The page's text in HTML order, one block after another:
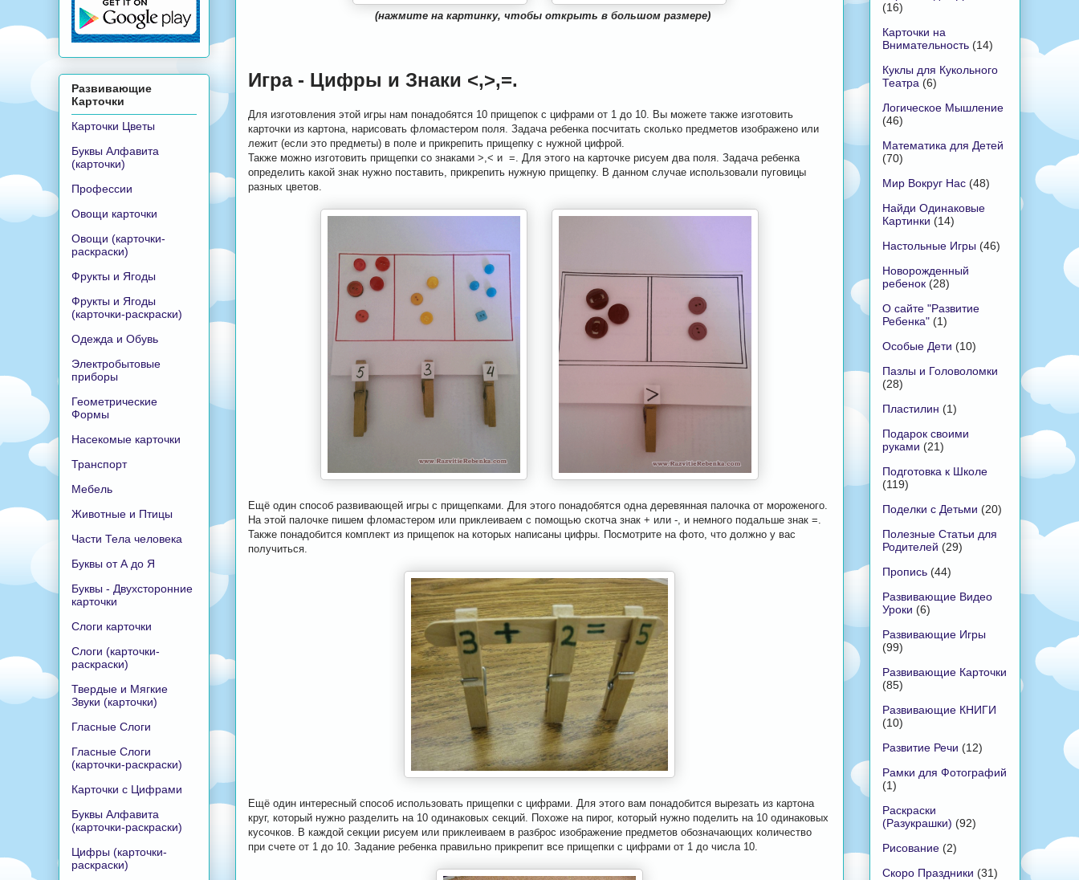
(нажмите на картинку, чтобы открыть в большом размере)
Игра - Цифры и Знаки <,>,=.
Для изготовления этой игры нам понадобятся 10 прищепок с цифрами от 1 до 10. Вы можете также изготовить
карточки из картона, нарисовать фломастером поля. Задача ребенка посчитать сколько предметов изображено или
лежит (если это предметы) в поле и прикрепить прищепку с нужной цифрой.
Также можно изготовить прищепки со знаками >,< и =. Для этого на карточке рисуем два поля. Задача ребенка
определить какой знак нужно поставить, прикрепить нужную прищепку. В данном случае использовали пуговицы
разных цветов.
Ещё один способ развивающей игры с прищепками. Для этого понадобятся одна деревянная палочка от мороженого.
На этой палочке пишем фломастером или приклеиваем с помощью скотча знак + или -, и немного подальше знак =.
Также понадобится комплект из прищепок на которых написаны цифры. Посмотрите на фото, что должно у вас
получиться.
Ещё один интересный способ использовать прищепки с цифрами. Для этого вам понадобится вырезать из картона
круг, который нужно разделить на 10 одинаковых секций. Похоже на пирог, который нужно поделить на 10 одинаковых
кусочков. В каждой секции рисуем или приклеиваем в разброс изображение предметов обозначающих количество
при счете от 1 до 10. Задание ребенка правильно прикрепит все прищепки с цифрами от 1 до числа 10.
Развивающие
Карточки
Карточки Цветы
Буквы Алфавита
(карточки)
Профессии
Овощи карточки
Овощи (карточки-
раскраски)
Фрукты и Ягоды
Фрукты и Ягоды
(карточки-раскраски)
Одежда и Обувь
Электробытовые
приборы
Геометрические
Формы
Насекомые карточки
Транспорт
Мебель
Животные и Птицы
Части Тела человека
Буквы от А до Я
Буквы - Двухсторонние
карточки
Слоги карточки
Слоги (карточки-
раскраски)
Твердые и Мягкие
Звуки (карточки)
Гласные Слоги
Гласные Слоги
(карточки-раскраски)
Карточки с Цифрами
Буквы Алфавита
(карточки-раскраски)
Цифры (карточки-
раскраски)
(16)
Карточки на
Внимательность (14)
Куклы для Кукольного
Театра (6)
Логическое Мышление
(46)
Математика для Детей
(70)
Мир Вокруг Нас (48)
Найди Одинаковые
Картинки (14)
Настольные Игры (46)
Новорожденный
ребенок (28)
О сайте "Развитие
Ребенка" (1)
Особые Дети (10)
Пазлы и Головоломки
(28)
Пластилин (1)
Подарок своими
руками (21)
Подготовка к Школе
(119)
Поделки с Детьми (20)
Полезные Статьи для
Родителей (29)
Пропись (44)
Развивающие Видео
Уроки (6)
Развивающие Игры
(99)
Развивающие Карточки
(85)
Развивающие КНИГИ
(10)
Развитие Речи (12)
Рамки для Фотографий
(1)
Раскраски
(Разукрашки) (92)
Рисование (2)
Скоро Праздники (31)